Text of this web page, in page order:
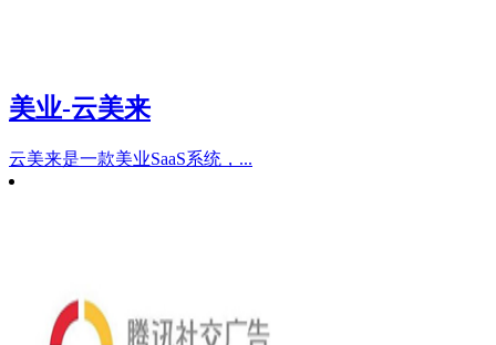
美业-云美来
云美来是一款美业SaaS系统，...